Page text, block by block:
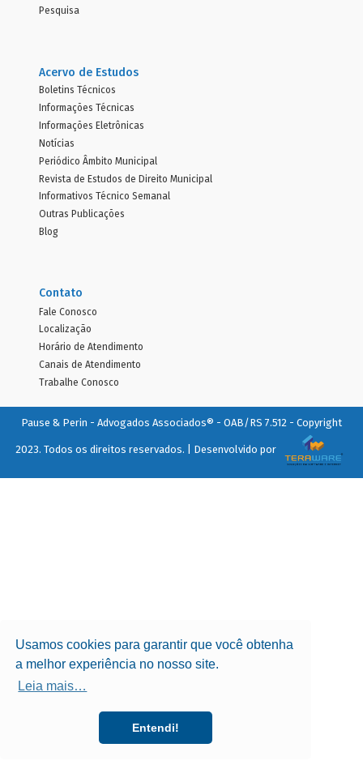
Usamos cookies para garantir que você obtenha
a melhor experiência no nosso site.
Leia mais…
Entendi!
Pesquisa
Acervo de Estudos
Boletins Técnicos
Informações Técnicas
Informações Eletrônicas
Notícias
Periódico Âmbito Municipal
Revista de Estudos de Direito Municipal
Informativos Técnico Semanal
Outras Publicações
Blog
Contato
Fale Conosco
Localização
Horário de Atendimento
Canais de Atendimento
Trabalhe Conosco
Pause & Perin - Advogados Associados® - OAB/RS 7.512 - Copyright
2023. Todos os direitos reservados. | Desenvolvido por